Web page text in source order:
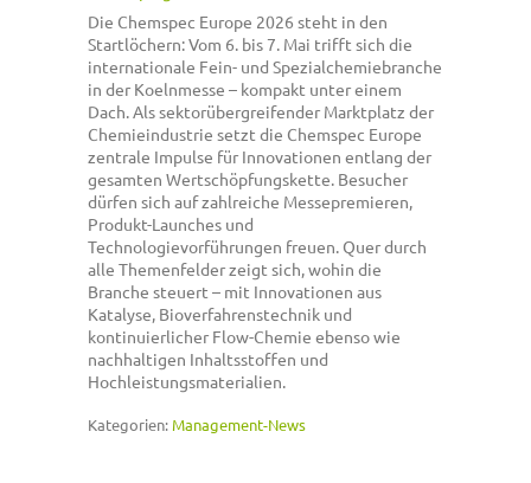
Die Chemspec Europe 2026 steht in den
Startlöchern: Vom 6. bis 7. Mai trifft sich die
internationale Fein- und Spezialchemiebranche
in der Koelnmesse – kompakt unter einem
Dach. Als sektorübergreifender Marktplatz der
Chemieindustrie setzt die Chemspec Europe
zentrale Impulse für Innovationen entlang der
gesamten Wertschöpfungskette. Besucher
dürfen sich auf zahlreiche Messepremieren,
Produkt-Launches und
Technologievorführungen freuen. Quer durch
alle Themenfelder zeigt sich, wohin die
Branche steuert – mit Innovationen aus
Katalyse, Bioverfahrenstechnik und
kontinuierlicher Flow-Chemie ebenso wie
nachhaltigen Inhaltsstoffen und
Hochleistungsmaterialien.
Kategorien:Management-News